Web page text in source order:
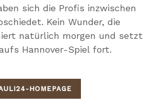
sich die Profis inzwischen
Kein Wunder, die
natürlich morgen und setzt
Hannover-Spiel fort.
HOMEPAGE